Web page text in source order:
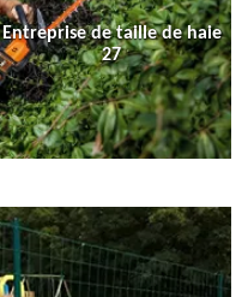
Entreprise de taille de haie
27